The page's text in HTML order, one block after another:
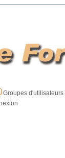
Groupes d'utilisateurs